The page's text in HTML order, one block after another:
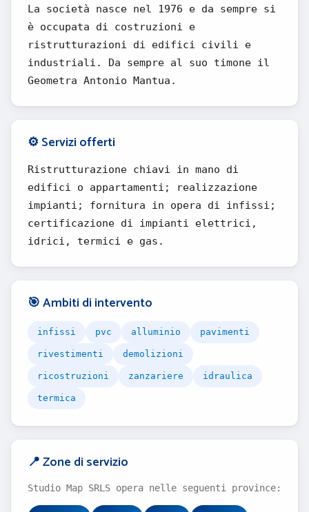
La società nasce nel 1976 e da sempre si
è occupata di costruzioni e
ristrutturazioni di edifici civili e
industriali. Da sempre al suo timone il
Geometra Antonio Mantua.
⚙️ Servizi offerti
Ristrutturazione chiavi in mano di
edifici o appartamenti; realizzazione
impianti; fornitura in opera di infissi;
certificazione di impianti elettrici,
idrici, termici e gas.
🎯 Ambiti di intervento
infissi pvc alluminio pavimenti
rivestimenti demolizioni
ricostruzioni zanzariere idraulica
termica
📍 Zone di servizio
Studio Map SRLS opera nelle seguenti province: